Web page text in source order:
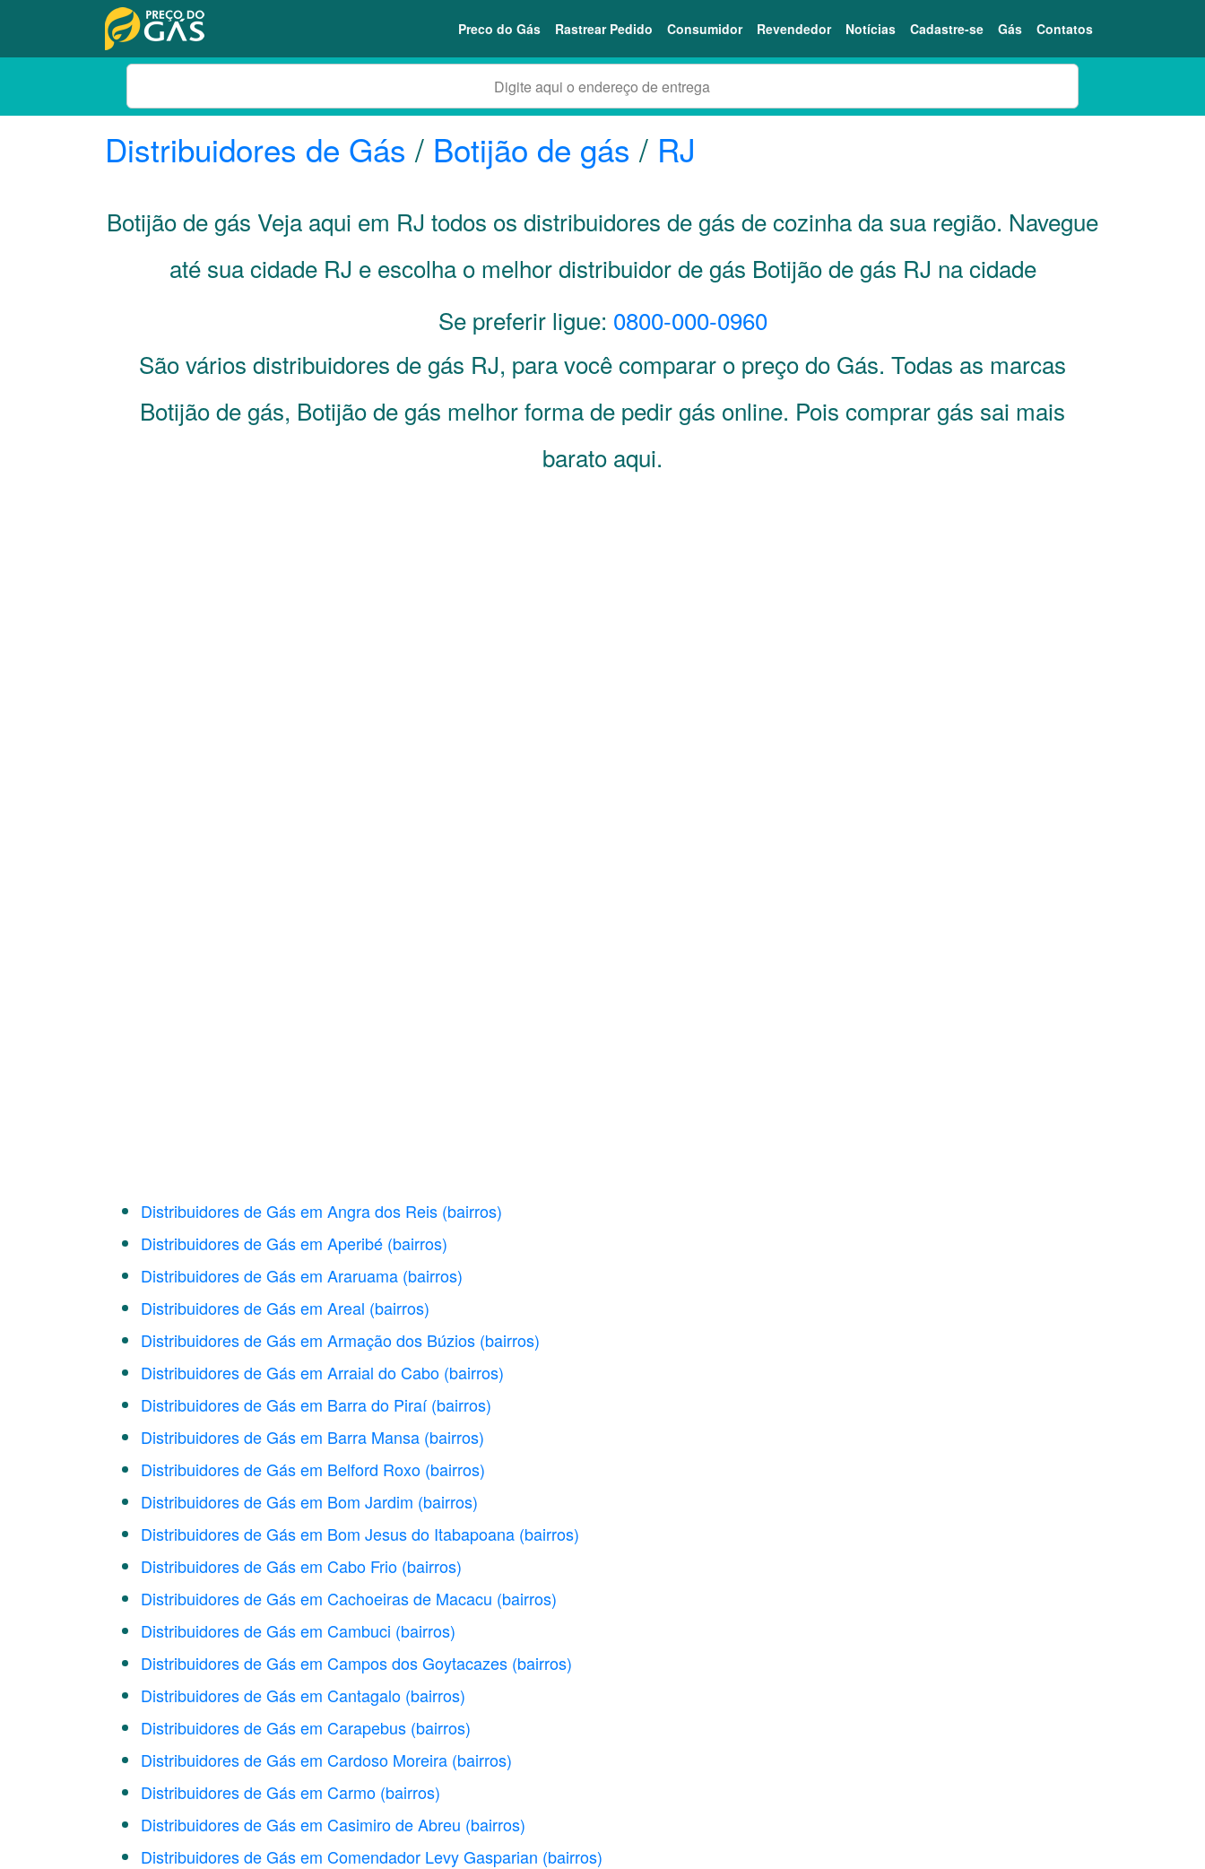
Preco do Gás Rastrear Pedido Consumidor Revendedor Notícias Cadastre-se Gás Contatos
Distribuidores de Gás/ Botijão de gás / RJ
Botijão de gás Veja aqui em RJ todos os distribuidores de gás de cozinha da sua região. Navegue
até sua cidade RJ e escolha o melhor distribuidor de gás Botijão de gás RJ na cidade
Se preferir ligue: 0800-000-0960
São vários distribuidores de gás RJ, para você comparar o preço do Gás. Todas as marcas
Botijão de gás, Botijão de gás melhor forma de pedir gás online. Pois comprar gás sai mais
barato aqui.
Distribuidores de Gás em Angra dos Reis (bairros)
Distribuidores de Gás em Aperibé (bairros)
Distribuidores de Gás em Araruama (bairros)
Distribuidores de Gás em Areal (bairros)
Distribuidores de Gás em Armação dos Búzios (bairros)
Distribuidores de Gás em Arraial do Cabo (bairros)
Distribuidores de Gás em Barra do Piraí (bairros)
Distribuidores de Gás em Barra Mansa (bairros)
Distribuidores de Gás em Belford Roxo (bairros)
Distribuidores de Gás em Bom Jardim (bairros)
Distribuidores de Gás em Bom Jesus do Itabapoana (bairros)
Distribuidores de Gás em Cabo Frio (bairros)
Distribuidores de Gás em Cachoeiras de Macacu (bairros)
Distribuidores de Gás em Cambuci (bairros)
Distribuidores de Gás em Campos dos Goytacazes (bairros)
Distribuidores de Gás em Cantagalo (bairros)
Distribuidores de Gás em Carapebus (bairros)
Distribuidores de Gás em Cardoso Moreira (bairros)
Distribuidores de Gás em Carmo (bairros)
Distribuidores de Gás em Casimiro de Abreu (bairros)
Distribuidores de Gás em Comendador Levy Gasparian (bairros)